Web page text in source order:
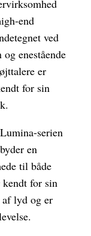
end
ved
enestående
er
for sin
serien
en
til både
for sin
af lyd og er